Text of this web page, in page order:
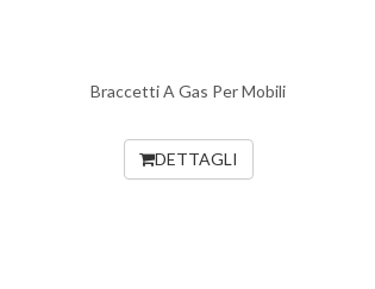
Braccetti A Gas Per Mobili
DETTAGLI